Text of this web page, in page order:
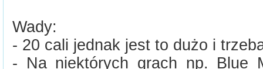
Wady:
- 20 cali jednak jest to dużo i
- Na niektórych grach np. Blue